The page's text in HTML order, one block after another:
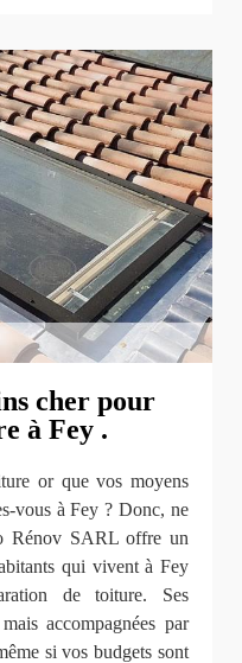
cher pour
à Fey .
or que vos moyens
vous à Fey ? Donc, ne
Rénov SARL offre un
qui vivent à Fey
de toiture. Ses
accompagnées par
si vos budgets sont